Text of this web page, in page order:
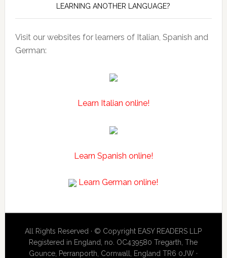
LEARNING ANOTHER LANGUAGE?
Visit our websites for learners of Italian, Spanish and
German:
Learn Italian online!
Learn Spanish online!
Learn German online!
All Rights Reserved · © Copyright EASY READERS LLP
Registered in England, no. OC439580 Tregarth, The
Gounce, Perranporth, Cornwall, England TR6 0JW ·